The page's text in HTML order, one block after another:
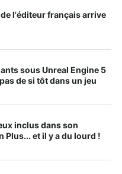
l'éditeur français arrive
sous Unreal Engine 5
de si tôt dans un jeu
inclus dans son
Plus... et il y a du lourd !